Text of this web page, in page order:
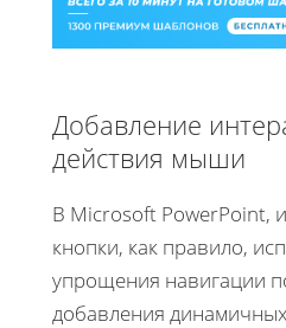
Добавление
действия мыши
В Microsoft PowerPoint,
кнопки, как правило,
упрощения навигации
добавления